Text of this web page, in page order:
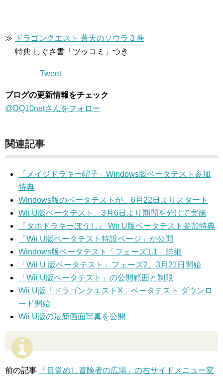
≫ ドラゴンクエスト 蒼天のソウラ３巻
特典 しぐさ書「ツッコミ」つき
Tweet
ブログの更新情報をチェック
@DQ10netさんをフォロー
関連記事
「メイジドラキー帽子」Windows版ベータテスト参加
特典
Windows版のベータテストが、6月22日よりスタート
Wii U版ベータテスト、3月6日より期間を分けて実施
『タホドラキーぼうし』 Wii U版ベータテスト参加特典
「Wii U版ベータテスト特設ページ」が公開
Windows版ベータテスト「フェーズ1.1」詳細
「Wii U 版ベータテスト」フェーズ2、3月21日開始
「Wii U版ベータテスト」の公開範囲と制限
Wii U版「ドラゴンクエストX」ベータテスト ダウンロ
ード開始
Wii U版の最新画面写真を公開
前の記事
「目覚めし冒険者の広場」の右サイドメニュー変